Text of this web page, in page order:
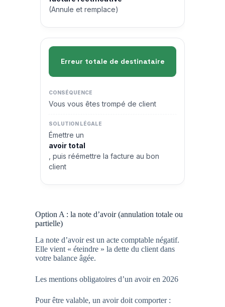
(Annule et remplace)
Erreur totale de destinataire
Vous vous êtes trompé de client
Émettre un
avoir total
, puis réémettre la facture au bon
client
Option A : la note d’avoir (annulation totale ou
partielle)
La note d’avoir est un acte comptable négatif.
Elle vient « éteindre » la dette du client dans
votre balance âgée.
Les mentions obligatoires d’un avoir en 2026
Pour être valable, un avoir doit comporter :